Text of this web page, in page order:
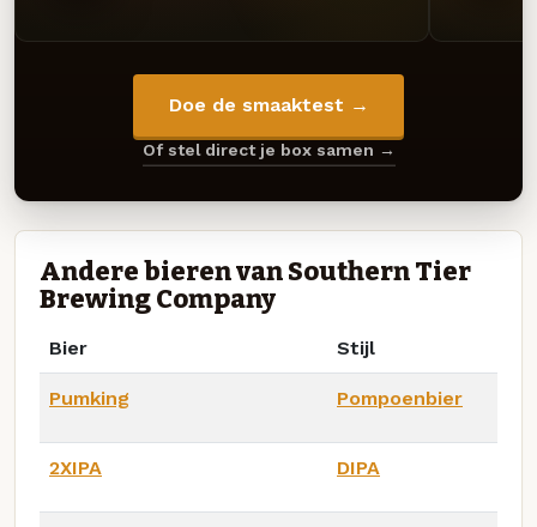
Doe de smaaktest →
Of stel direct je box samen →
Andere bieren van Southern Tier
Brewing Company
Bier Stijl
Pumking Pompoenbier
2XIPA DIPA